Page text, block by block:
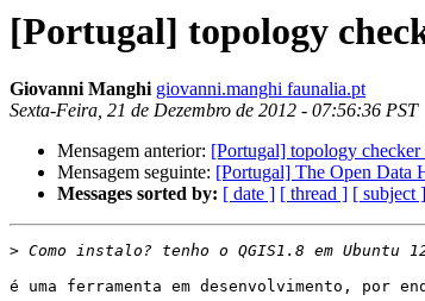
[Portugal] topology
Giovanni Manghi giovanni.manghi faunalia.pt
Sexta-Feira, 21 de Dezembro de 2012 - 07:56:36 PST
Mensagem anterior: [Portugal] topology
Mensagem seguinte: [Portugal] The Open Data
Messages sorted by: [ date ] [ thread ] [ subject ]
>
é uma ferramenta em desenvolvimento, por